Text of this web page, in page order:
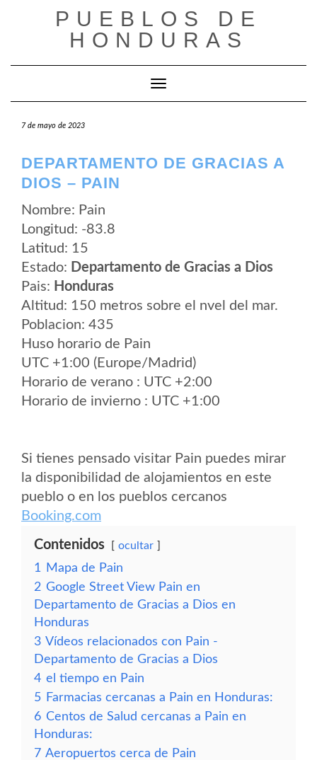
PUEBLOS DE
HONDURAS
Cambiar modo de navegación
7 de mayo de 2023
DEPARTAMENTO DE GRACIAS A
DIOS – PAIN
Nombre: Pain
Longitud: -83.8
Latitud: 15
Estado: Departamento de Gracias a Dios
Pais: Honduras
Altitud: 150 metros sobre el nvel del mar.
Poblacion: 435
Huso horario de Pain
UTC +1:00 (Europe/Madrid)
Horario de verano : UTC +2:00
Horario de invierno : UTC +1:00
Si tienes pensado visitar Pain puedes mirar
la disponibilidad de alojamientos en este
pueblo o en los pueblos cercanos
Booking.com
Contenidos ocultar
1
Mapa de Pain
2 Google Street View Pain en
Departamento de Gracias a Dios en
Honduras
3 Vídeos relacionados con Pain -
Departamento de Gracias a Dios
4 el tiempo en Pain
5 Farmacias cercanas a Pain en Honduras:
6 Centos de Salud cercanas a Pain en
Honduras:
7 Aeropuertos cerca de Pain